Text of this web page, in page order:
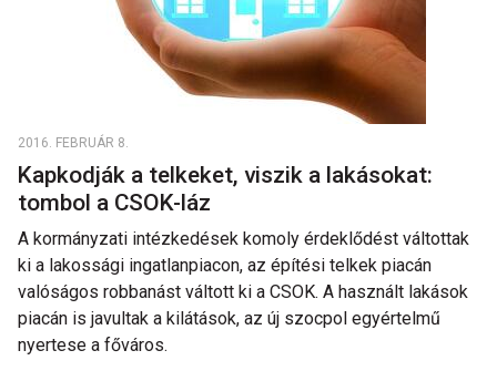
2016. FEBRUÁR 8.
Kapkodják a telkeket, viszik a lakásokat:
tombol a CSOK-láz
A kormányzati intézkedések komoly érdeklődést váltottak
ki a lakossági ingatlanpiacon, az építési telkek piacán
valóságos robbanást váltott ki a CSOK. A használt lakások
piacán is javultak a kilátások, az új szocpol egyértelmű
nyertese a főváros.